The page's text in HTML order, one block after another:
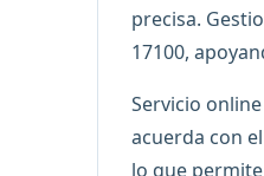
precisa.
17100,
Servicio
acuerda con
lo que